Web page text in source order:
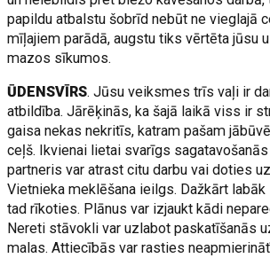
papildu atbalstu šobrīd nebūt ne vieglajā
mīļajiem parādā, augstu tiks vērtēta jūsu
mazos sīkumos.
ŪDENSVĪRS. Jūsu veiksmes trīs vaļi ir
atbildība. Jārēķinās, ka šajā laikā viss ir
gaisa nekas nekritīs, katram pašam
ceļš. Ikvienai lietai svarīgs
partneris var atrast citu darbu vai doties
Vietnieka meklēšana ieilgs. Dažkārt
tad rīkoties. Plānus var izjaukt kādi
Nereti stāvokli var uzlabot paskatīšanās
malas. Attiecībās var rasties